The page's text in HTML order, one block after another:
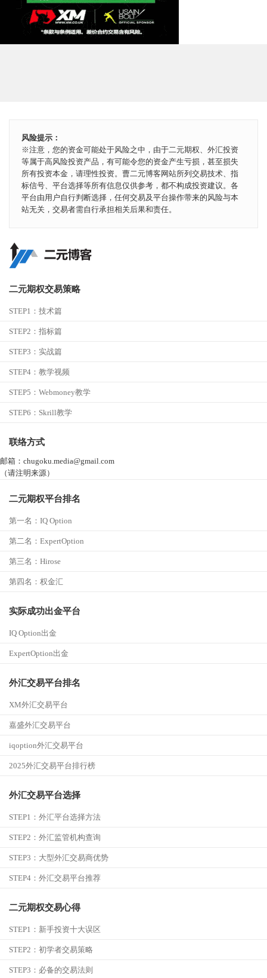
风险提示：
※注意，您的资金可能处于风险之中，由于二元期权、外汇投资
等属于高风险投资产品，有可能令您的资金产生亏损，甚至损失
所有投资本金，请理性投资。曹二元博客网站所列交易技术、指
标信号、平台选择等所有信息仅供参考，都不构成投资建议。各
平台由用户自行判断选择，任何交易及平台操作带来的风险与本
站无关，交易者需自行承担相关后果和责任。
二元期权交易策略
STEP1： 技术篇
STEP2： 指标篇
STEP3： 实战篇
STEP4： 教学视频
STEP5： Webmoney教学
STEP6： Skrill教学
联络方式
邮箱：chugoku.media@gmail.com
（请注明来源）
二元期权平台排名
第一名： IQ Option
第二名：ExpertOption
第三名： Hirose
第四名： 权金汇
实际成功出金平台
IQ Option出金
ExpertOption出金
外汇交易平台排名
XM外汇交易平台
嘉盛外汇交易平台
iqoption外汇交易平台
2025外汇交易平台排行榜
外汇交易平台选择
STEP1： 外汇平台选择方法
STEP2： 外汇监管机构查询
STEP3： 大型外汇交易商优势
STEP4： 外汇交易平台推荐
二元期权交易心得
STEP1： 新手投资十大误区
STEP2： 初学者交易策略
STEP3： 必备的交易法则